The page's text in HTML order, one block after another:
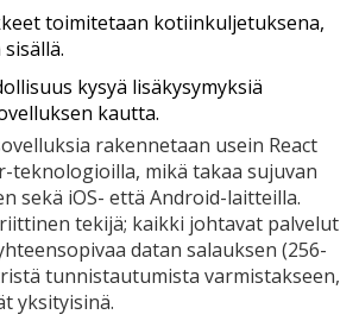
toimitetaan kotiinkuljetuksena,
kysyä lisäkysymyksiä
kautta.
rakennetaan usein React
teknologioilla, mikä takaa sujuvan
sekä iOS- että Android-laitteilla.
tekijä; kaikki johtavat palvelut
datan salauksen (256-
tunnistautumista varmistakseen,
yksityisinä.